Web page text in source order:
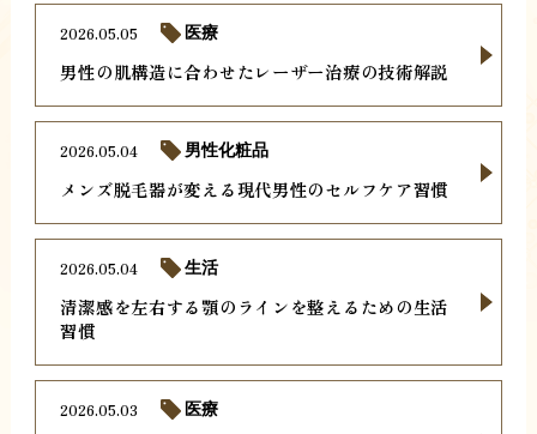
男性の肌構造に合わせたレーザー治療の技術解説
2026.05.05 医療
メンズ脱毛器が変える現代男性のセルフケア習慣
2026.05.04 男性化粧品
清潔感を左右する顎のラインを整えるための生活
習慣
2026.05.04 生活
2026.05.03 医療